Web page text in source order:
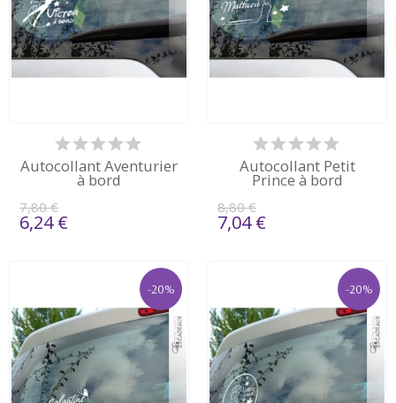
Autocollant Aventurier
à bord
7,80 €
6,24 €
Autocollant Petit
Prince à bord
8,80 €
7,04 €
-20% -20%